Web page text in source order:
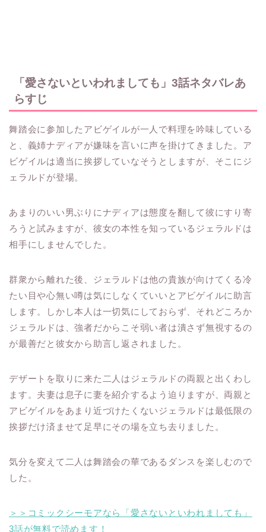
「愛さないといわれましても」3話ネタバレあ
らすじ
舞踏会に参加したアビゲイルが一人で料理を吟味している
と、義姉ナディアが嫌味を言いに声を掛けてきました。ア
ビゲイルは適当に挨拶していなそうとしますが、そこにジ
ェラルドが登場。
あまりのいい男ぶりにナディアは態度を翻して彼にすり寄
ろうと試みますが、彼女の本性を知っているジェラルドは
相手にしませんでした。
群衆から離れた後、ジェラルドは他の貴族が向けてくる冷
たい目や心無い噂は気にしなくていいとアビゲイルに助言
します。しかし本人は一切気にしておらず、それどころか
ジェラルドは、強者だからこそ弱い者は潰さず無視するの
が最善だと彼女から助言し返されました。
デザートを取りに来た二人はジェラルドの両親と出くわし
ます。夫妻は息子に妻を紹介するよう迫りますが、両親と
アビゲイルをあまり近づけたくないジェラルドは最低限の
挨拶だけ済ませて足早にその場を立ち去りました。
気分を変えて二人は舞踏会の華であるダンスを楽しむので
した。
＞＞コミックシーモアなら「愛さないといわれましても」
3話が無料で読めます！